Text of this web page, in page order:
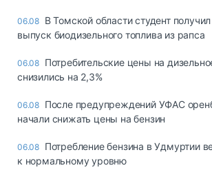
06.08 В Томской области студент
выпуск биодизельного топлива из рапса
06.08 Потребительские цены на
снизились на 2,3%
06.08 После предупреждений УФАС
начали снижать цены на бензин
06.08 Потребление бензина в Удмуртии
к нормальному уровню